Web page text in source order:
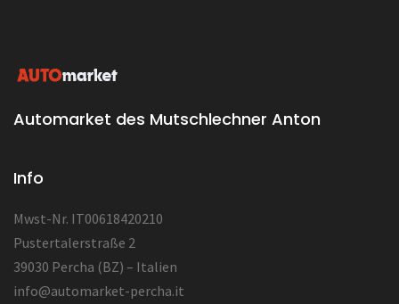
Automarket des Mutschlechner Anton
Info
Mwst-Nr. IT00618420210
Pustertalerstraße 2
39030 Percha (BZ) – Italien
info@automarket-percha.it